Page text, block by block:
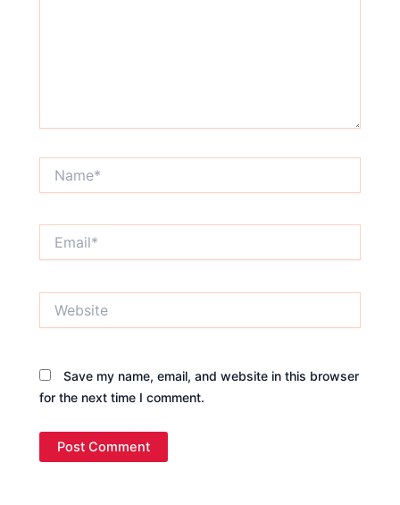
Save my name, email, and website in this browser
for the next time I comment.